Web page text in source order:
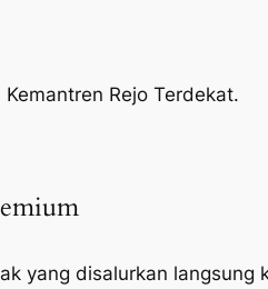
Rejo Terdekat.
yang disalurkan